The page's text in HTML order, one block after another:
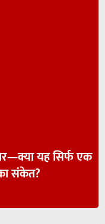
यह सिर्फ एक
संकेत?